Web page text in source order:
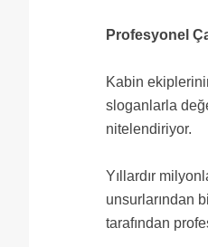
Profesyonel
Kabin
sloganlarla
nitelendiriyor.
Yıllardır
unsurlarından
tarafından